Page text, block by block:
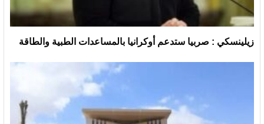
زيلينسكي : صربيا ستدعم أوكرانيا بالمساعدات الطبية والطاقة